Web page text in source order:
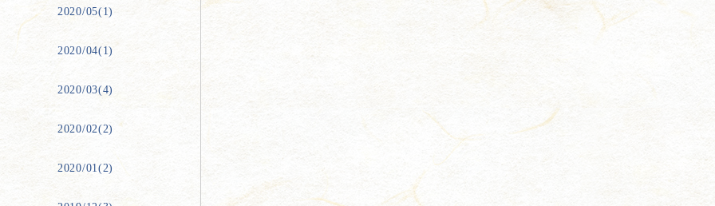
2020/05(1)
2020/04(1)
2020/03(4)
2020/02(2)
2020/01(2)